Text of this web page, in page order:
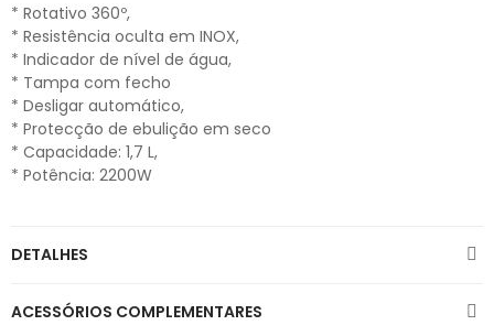
* Rotativo 360º,
* Resistência oculta em INOX,
* Indicador de nível de água,
* Tampa com fecho
* Desligar automático,
* Protecção de ebulição em seco
* Capacidade: 1,7 L,
* Potência: 2200W
DETALHES
ACESSÓRIOS COMPLEMENTARES